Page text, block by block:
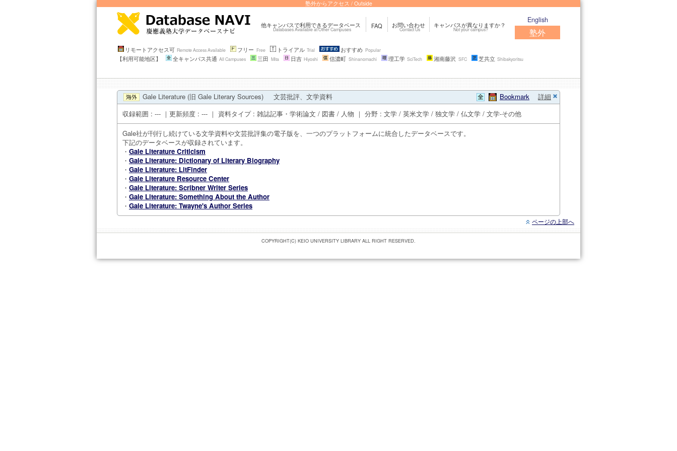
塾外からアクセス / Outside
他キャンパスで利用できるデータベース
Databases Available at Other Campuses FAQ お問い合わせ
Contact Us
キャンパスが異なりますか？
Not your campus?
English
塾外
リモートアクセス可 Remote Access Available フリー Free トライアル Trial おすすめ Popular
【利用可能地区】 全キャンパス共通 All Campuses 三田 Mita 日吉 Hiyoshi 信濃町 Shinanomachi 理工学 SciTech 湘南藤沢 SFC 芝共立 Shibakyoritsu
Gale Literature (旧 Gale Literary Sources) 文芸批評、文学資料 Bookmark
詳細
収録範囲 : --- ｜更新頻度 : --- ｜ 資料タイプ : 雑誌記事・学術論文 / 図書 / 人物 ｜ 分野 : 文学 / 英米文学 / 独文学 / 仏文学 / 文学-その他
Gale社が刊行し続けている文学資料や文芸批評集の電子版を、一つのプラットフォームに統合したデータベースです。
下記のデータベースが収録されています。
・ Gale Literature Criticism
・ Gale Literature: Dictionary of Literary Biography
・ Gale Literature: LitFinder
・ Gale Literature Resource Center
・ Gale Literature: Scribner Writer Series
・ Gale Literature: Something About the Author
・ Gale Literature: Twayne's Author Series
ページの上部へ
COPYRIGHT(C) KEIO UNIVERSITY LIBRARY ALL RIGHT RESERVED.